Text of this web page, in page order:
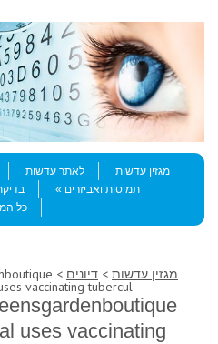
Menu
Skip to content
מגזין עדשות
לאתר עדשות
תמיסות ואביזרים
כל
מגזין עדשות > דיונים
vaccinating tubercul
uses vaccinating